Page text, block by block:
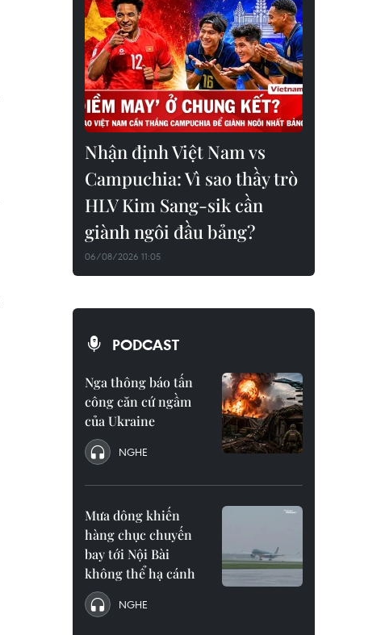
Nhận định Việt Nam vs
Campuchia: Vì sao thầy trò
HLV Kim Sang-sik cần
giành ngôi đầu bảng?
06/08/2026 11:05
PODCAST
Nga thông báo tấn
công căn cứ ngầm
của Ukraine
NGHE
Mưa dông khiến
hàng chục chuyến
bay tới Nội Bài
không thể hạ cánh
NGHE